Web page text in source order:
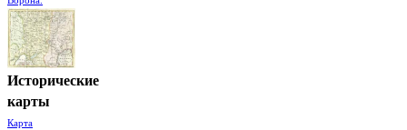
Исторические
карты
Карта